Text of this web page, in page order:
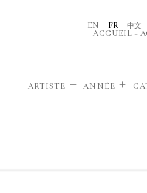
EN FR 中文
ACCUEIL –
ARTISTE ANNÉE